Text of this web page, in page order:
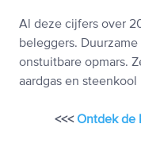
Al deze cijfers over
beleggers.
onstuitbare opmars.
aardgas en
<<<Ontdek de